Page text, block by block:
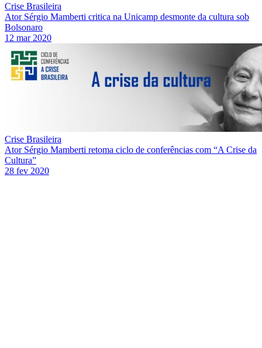
Crise Brasileira
Ator Sérgio Mamberti critica na Unicamp desmonte da cultura sob
Bolsonaro
12 mar 2020
Crise Brasileira
Ator Sérgio Mamberti retoma ciclo de conferências com “A Crise da
Cultura”
28 fev 2020